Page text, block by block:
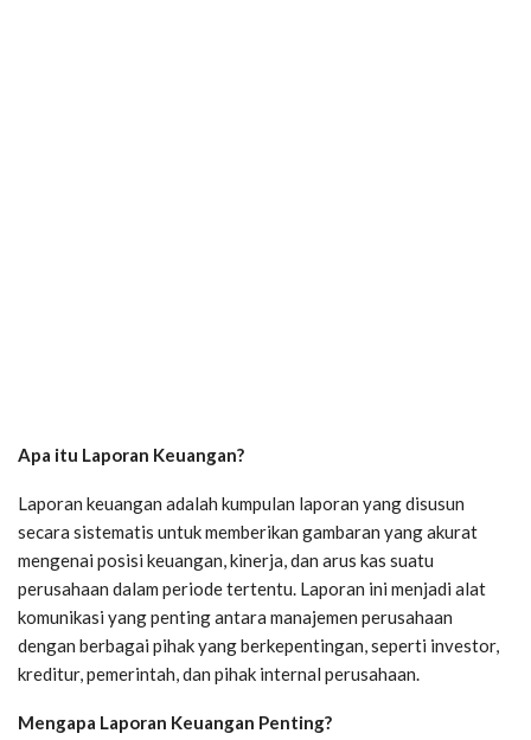
Apa itu Laporan Keuangan?
Laporan keuangan adalah kumpulan laporan yang disusun
secara sistematis untuk memberikan gambaran yang akurat
mengenai posisi keuangan, kinerja, dan arus kas suatu
perusahaan dalam periode tertentu. Laporan ini menjadi alat
komunikasi yang penting antara manajemen perusahaan
dengan berbagai pihak yang berkepentingan, seperti investor,
kreditur, pemerintah, dan pihak internal perusahaan.
Mengapa Laporan Keuangan Penting?